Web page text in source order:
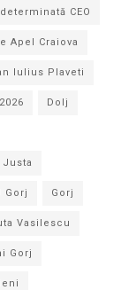
CEO
Apel Craiova
Iulius Plaveti
Dolj
Gorj Gorj
Vasilescu
Gorj